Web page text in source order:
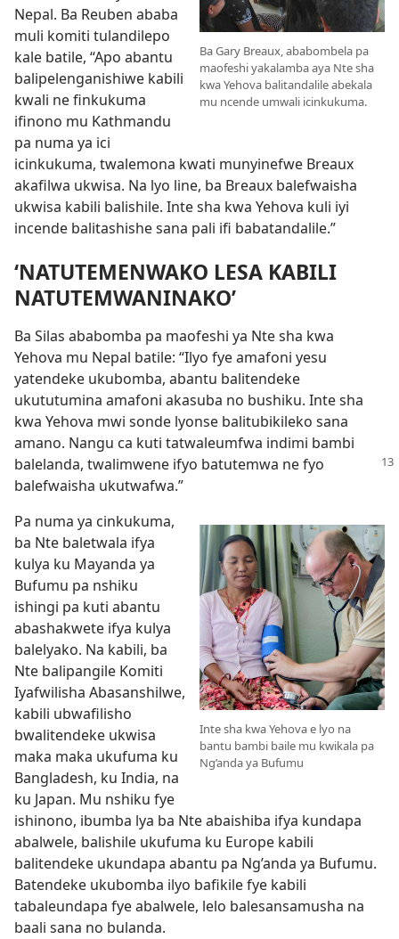
Ba Gary Breaux, ababombela pa
maofeshi yakalamba aya Nte sha
kwa Yehova balitandalile abekala
mu ncende umwali icinkukuma.
Nepal. Ba Reuben ababa
muli komiti tulandilepo
kale batile, “Apo abantu
balipelenganishiwe kabili
kwali ne finkukuma
ifinono mu Kathmandu
pa numa ya ici
icinkukuma, twalemona kwati munyinefwe Breaux
akafilwa ukwisa. Na lyo line, ba Breaux balefwaisha
ukwisa kabili balishile. Inte sha kwa Yehova kuli iyi
incende balitashishe sana pali ifi babatandalile.”
‘NATUTEMENWAKO LESA KABILI
NATUTEMWANINAKO’
Ba Silas ababomba pa maofeshi ya Nte sha kwa
Yehova mu Nepal batile: “Ilyo fye amafoni yesu
yatendeke ukubomba, abantu balitendeke
ukututumina amafoni akasuba no bushiku. Inte sha
kwa Yehova mwi sonde lyonse balitubikileko sana
amano. Nangu ca kuti tatwaleumfwa indimi bambi
balelanda, twalimwene ifyo batutemwa ne fyo
balefwaisha ukutwafwa.”
Inte sha kwa Yehova e lyo na
bantu bambi baile mu kwikala pa
Ng’anda ya Bufumu
Pa numa ya cinkukuma,
ba Nte baletwala ifya
kulya ku Mayanda ya
Bufumu pa nshiku
ishingi pa kuti abantu
abashakwete ifya kulya
balelyako. Na kabili, ba
Nte balipangile Komiti
Iyafwilisha Abasanshilwe,
kabili ubwafilisho
bwalitendeke ukwisa
maka maka ukufuma ku
Bangladesh, ku India, na
ku Japan. Mu nshiku fye
ishinono, ibumba lya ba Nte abaishiba ifya kundapa
abalwele, balishile ukufuma ku Europe kabili
balitendeke ukundapa abantu pa Ng’anda ya Bufumu.
Batendeke ukubomba ilyo bafikile fye kabili
tabaleundapa fye abalwele, lelo balesansamusha na
baali sana no bulanda.